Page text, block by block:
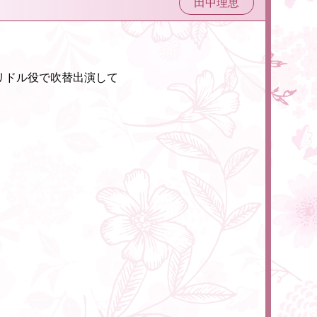
田中理恵
ル役で吹替出演して